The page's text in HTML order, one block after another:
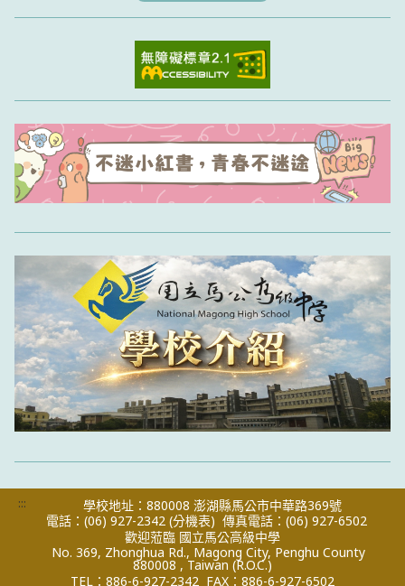
:::
學校地址：880008 澎湖縣馬公市中華路369號
電話：(06) 927-2342 (分機表) 傳真電話：(06) 927-6502
歡迎蒞臨 國立馬公高級中學
No. 369, Zhonghua Rd., Magong City, Penghu County
880008 , Taiwan (R.O.C.)
TEL：886-6-927-2342 FAX：886-6-927-6502